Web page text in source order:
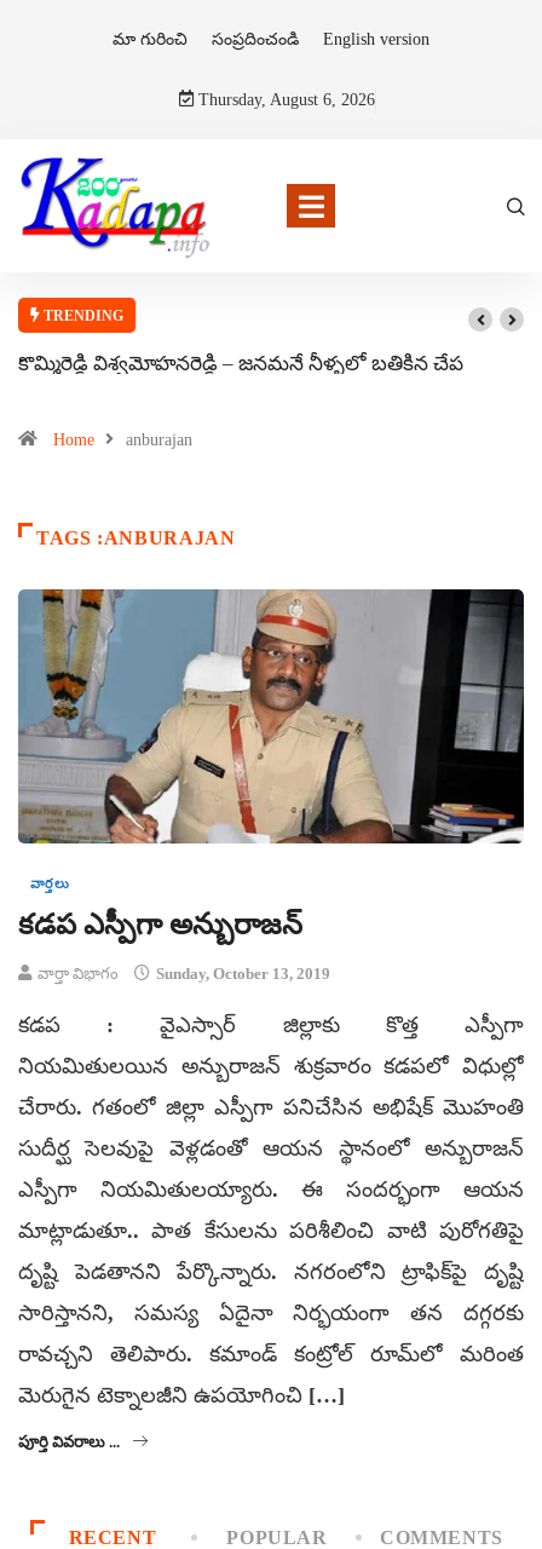
మా గురించి సంప్రదించండి English version
Thursday, August 6, 2026
TRENDING
కొమ్మిరెడ్డి విశ్వమోహనరెడ్డి – జనమనే నీళ్ళలో బతికిన చేప
Home anburajan
TAGS :ANBURAJAN
వార్తలు
కడప ఎస్పీగా అన్బురాజన్‌
వార్తా విభాగం Sunday, October 13, 2019
కడప : వైఎస్సార్‌ జిల్లాకు కొత్త ఎస్పీగా
నియమితులయిన అన్బురాజన్‌ శుక్రవారం కడపలో విధుల్లో
చేరారు. గతంలో జిల్లా ఎస్పీగా పనిచేసిన అభిషేక్‌ మొహంతి
సుదీర్ఘ సెలవుపై వెళ్లడంతో ఆయన స్థానంలో అన్బురాజన్‌
ఎస్పీగా నియమితులయ్యారు. ఈ సందర్భంగా ఆయన
మాట్లాడుతూ.. పాత కేసులను పరిశీలించి వాటి పురోగతిపై
దృష్టి పెడతానని పేర్కొన్నారు. నగరంలోని ట్రాఫిక్‌పై దృష్టి
సారిస్తానని, సమస్య ఏదైనా నిర్భయంగా తన దగ్గరకు
రావచ్చని తెలిపారు. కమాండ్‌ కంట్రోల్‌ రూమ్‌లో మరింత
మెరుగైన టెక్నాలజీని ఉపయోగించి […]
పూర్తి వివరాలు ...
RECENT POPULAR COMMENTS